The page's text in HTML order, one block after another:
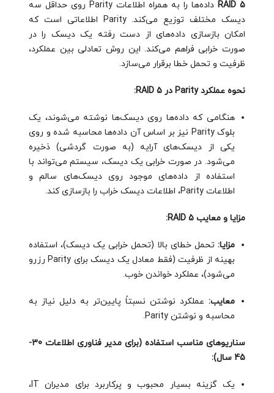
RAID 5
داده‌ها را به همراه اطلاعات Parity روی حداقل سه
دیسک مختلف توزیع می‌کند. Parity اطلاعاتی است که
امکان بازسازی داده‌های از دست رفته یک دیسک را در
صورت خرابی فراهم می‌کند. این روش تعادلی بین عملکرد،
ظرفیت و تحمل خطا برقرار می‌سازد.
نحوه عملکرد Parity در RAID 5:
هنگامی که داده‌ها روی دیسک‌ها نوشته می‌شوند، یک
بلوک Parity نیز بر اساس آن داده‌ها محاسبه شده و روی
یکی از دیسک‌های آرایه (به صورت گردشی) ذخیره
می‌شود. در صورت خرابی یک دیسک، سیستم می‌تواند با
استفاده از داده‌های موجود روی دیسک‌های سالم و
اطلاعات Parity، اطلاعات دیسک خراب را بازسازی کند.
مزایا و معایب RAID 5:
مزایا: تحمل خطای بالا (تحمل خرابی یک دیسک)، استفاده
بهینه از ظرفیت (فقط معادل یک دیسک برای Parity رزرو
می‌شود)، عملکرد خواندن خوب.
معایب: عملکرد نوشتن نسبتاً پایین‌تر به دلیل نیاز به
محاسبه و نوشتن Parity.
سناریوهای مناسب استفاده (برای مدیر فناوری اطلاعات 30-
45 سال):
یک گزینه بسیار محبوب و پرکاربرد برای مدیران IT،